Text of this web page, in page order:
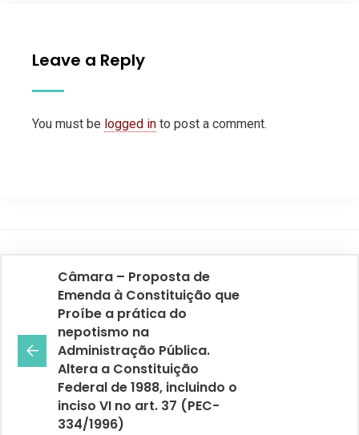
Leave a Reply
You must be logged in to post a comment.
Câmara – Proposta de
Emenda à Constituição que
Proíbe a prática do
nepotismo na
Administração Pública.
Altera a Constituição
Federal de 1988, incluindo o
inciso VI no art. 37 (PEC-
334/1996)